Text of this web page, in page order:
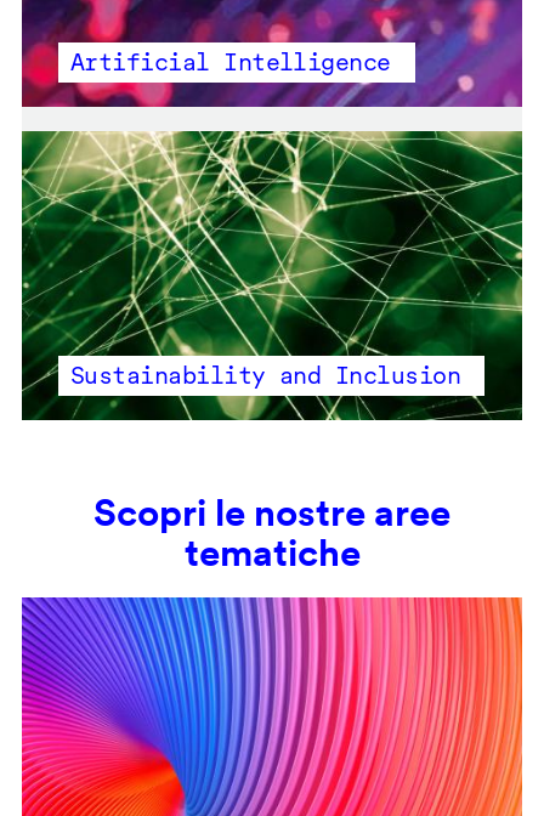
Artificial Intelligence
Sustainability and Inclusion
Scopri le nostre aree
tematiche